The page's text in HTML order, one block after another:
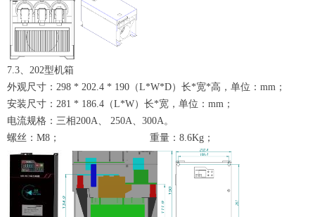
7.3、202型机箱
外观尺寸：298 * 202.4 * 190（L*W*D）长*宽*高，单位：mm；
安装尺寸：281 * 186.4（L*W）长*宽，单位：mm；
电流规格： 三相200A、 250A、300A。
螺丝：M8；
重量：8.6Kg；